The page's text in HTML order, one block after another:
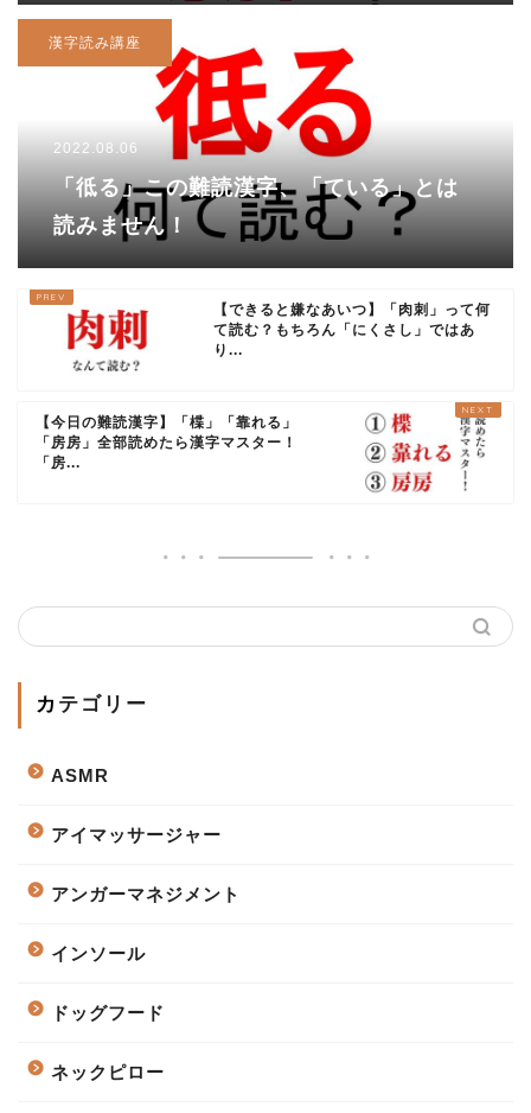
漢字読み講座
2022.08.06
「彽る」この難読漢字、「ている」とは
読みません！
【できると嫌なあいつ】「肉刺」って何
て読む？もちろん「にくさし」ではあ
り...
【今日の難読漢字】「楪」「靠れる」
「房房」全部読めたら漢字マスター！
「房...
カテゴリー
ASMR
アイマッサージャー
アンガーマネジメント
インソール
ドッグフード
ネックピロー